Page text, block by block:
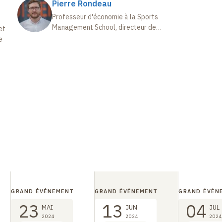
Pierre Rondeau
Professeur d'économie à la Sports
Management School, directeur de
GRAND ÉVÉNEMENT
23 MAI
2024
GRAND ÉVÉNEMENT
13 JUN
2024
GRAND
04 JUL
2024